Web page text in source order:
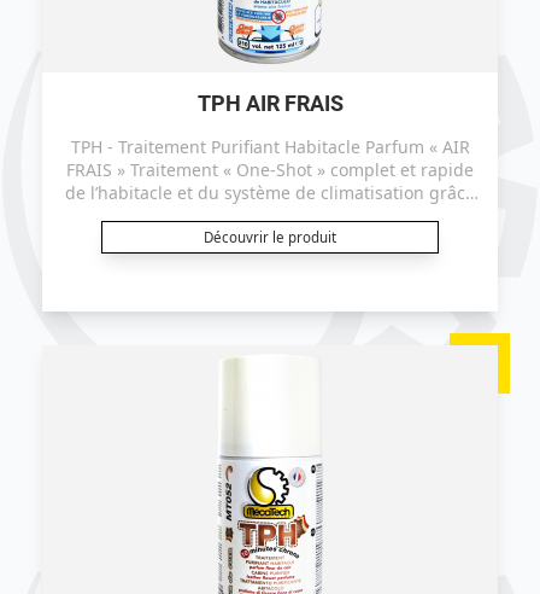
TPH AIR FRAIS
TPH - Traitement Purifiant Habitacle Parfum « AIR
FRAIS » Traitement « One-Shot » complet et rapide
de l’habitacle et du système de climatisation grâce
est certifié efficace sur le coronavirus ("TGEV" selon
le protocole EN14476+A2).
Découvrir le produit